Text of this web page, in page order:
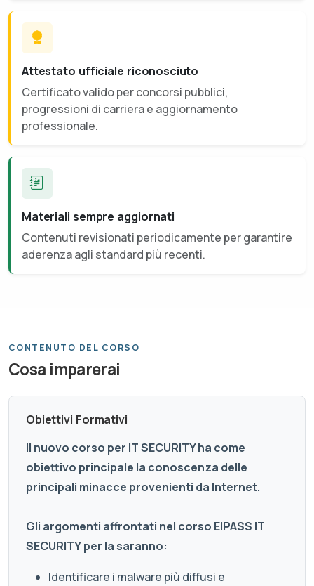
Attestato ufficiale riconosciuto
Certificato valido per concorsi pubblici,
progressioni di carriera e aggiornamento
professionale.
Materiali sempre aggiornati
Contenuti revisionati periodicamente per garantire
aderenza agli standard più recenti.
CONTENUTO DEL CORSO
Cosa imparerai
Obiettivi Formativi
Il nuovo corso per IT SECURITY ha come
obiettivo principale la conoscenza delle
principali minacce provenienti da Internet.
Gli argomenti affrontati nel corso EIPASS IT
SECURITYper la saranno:
Identificare i malware più diffusi e